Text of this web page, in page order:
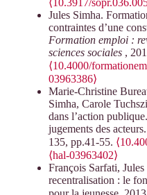
⟨10.3917/
Jules Simha.
contraintes d’une
Formation emploi :
sciences sociales ,
⟨10.4000/
03963386⟩
Marie-Christine
Simha, Carole
dans l’action
jugements des acteurs.
135, pp.41-55.
⟨hal-03963402⟩
François Sarfati,
recentralisation : le